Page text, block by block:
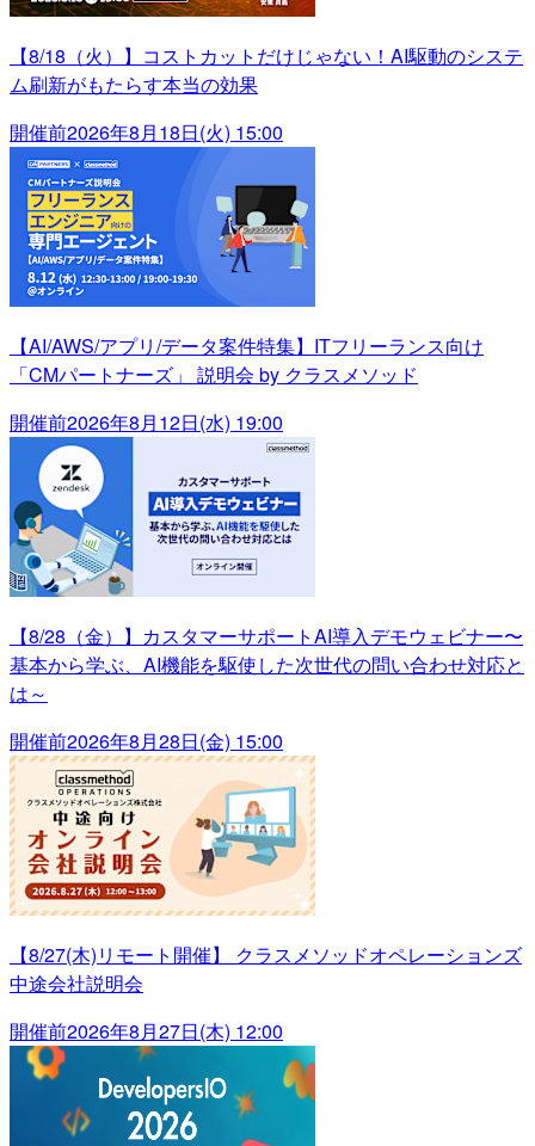
【8/18（火）】コストカットだけじゃない！AI駆動のシステ
ム刷新がもたらす本当の効果
開催前2026年8月18日(火) 15:00
【AI/AWS/アプリ/データ案件特集】ITフリーランス向け
「CMパートナーズ」 説明会 by クラスメソッド
開催前2026年8月12日(水) 19:00
【8/28（金）】カスタマーサポートAI導入デモウェビナー〜
基本から学ぶ、AI機能を駆使した次世代の問い合わせ対応と
は～
開催前2026年8月28日(金) 15:00
【8/27(木)リモート開催】 クラスメソッドオペレーションズ
中途会社説明会
開催前2026年8月27日(木) 12:00